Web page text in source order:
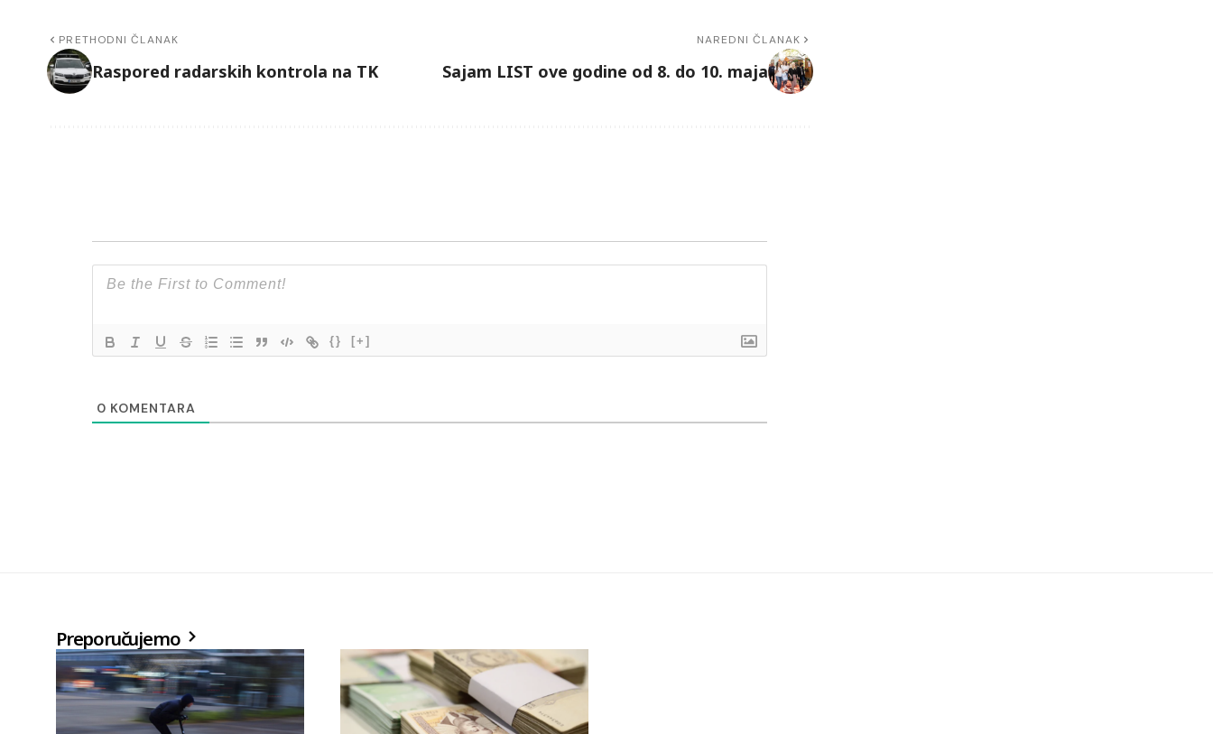
PRETHODNI ČLANAK
Raspored radarskih kontrola na TK
NAREDNI ČLANAK
Sajam LIST ove godine od 8. do 10. maja
{} [+]
0 KOMENTARA
Preporučujemo